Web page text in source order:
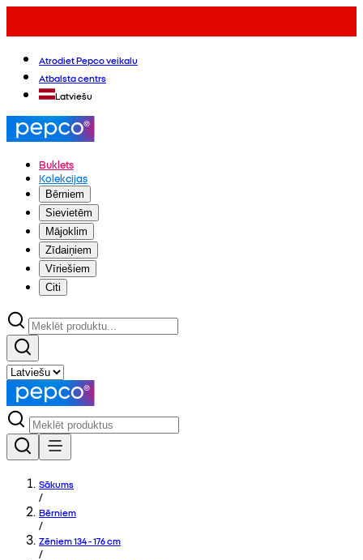
Atrodiet Pepco veikalu
Atbalsta centrs
Latviešu
Buklets
Kolekcijas
Bērniem
Sievietēm
Mājoklim
Zīdaiņiem
Vīriešiem
Citi
Sākums
/
Bērniem
/
Zēniem 134 - 176 cm
/